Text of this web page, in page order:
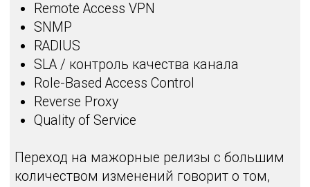
инженер TS Solution
Ведущий системный
инженер TS Solution
Спикеры